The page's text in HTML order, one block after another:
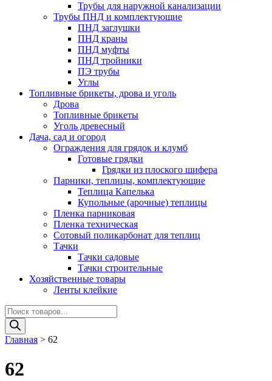
Трубы для наружной канализации
Трубы ПНД и комплектующие
ПНД заглушки
ПНД краны
ПНД муфты
ПНД тройники
ПЭ трубы
Углы
Топливные брикеты, дрова и уголь
Дрова
Топливные брикеты
Уголь древесный
Дача, сад и огород
Ограждения для грядок и клумб
Готовые грядки
Грядки из плоского шифера
Парники, теплицы, комплектующие
Теплица Капелька
Купольные (арочные) теплицы
Пленка парниковая
Пленка техническая
Сотовый поликарбонат для теплиц
Тачки
Тачки садовые
Тачки строительные
Хозяйственные товары
Ленты клейкие
Поиск
товаров
Главная > 62
62